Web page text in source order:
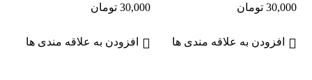
30,000 تومان
افزودن به علاقه مندی ها
30,000 تومان
افزودن به علاقه مندی ها